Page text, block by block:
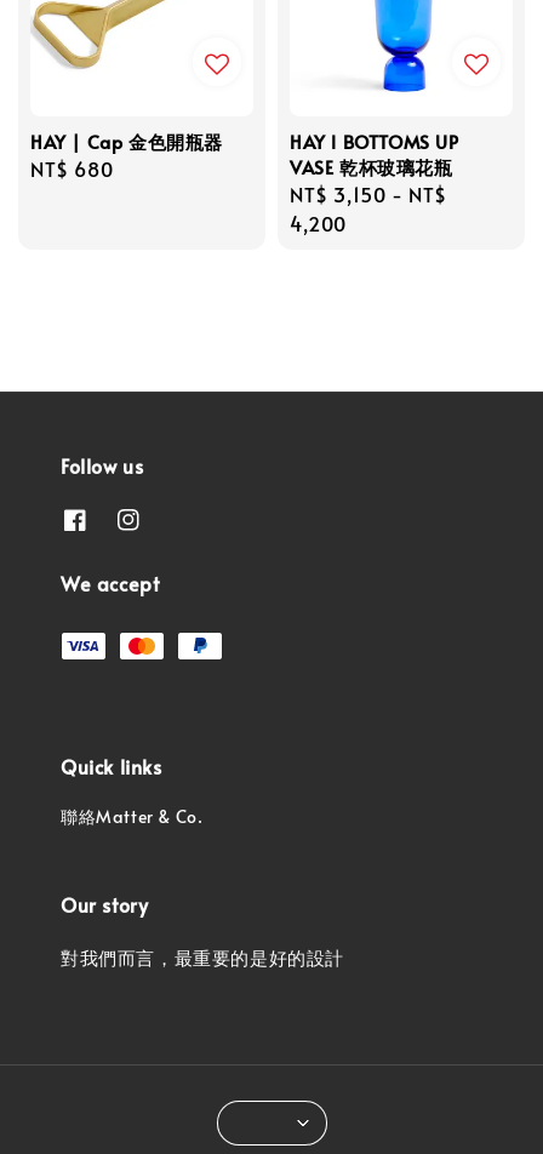
HAY | Cap 金色開瓶器
Regular
NT$ 680
HAY l BOTTOMS UP
VASE 乾杯玻璃花瓶
Regular
price
NT$ 3,150 - NT$
4,200
Follow us
We accept
Quick links
聯絡Matter & Co.
Our story
對我們而言，最重要的是好的設計